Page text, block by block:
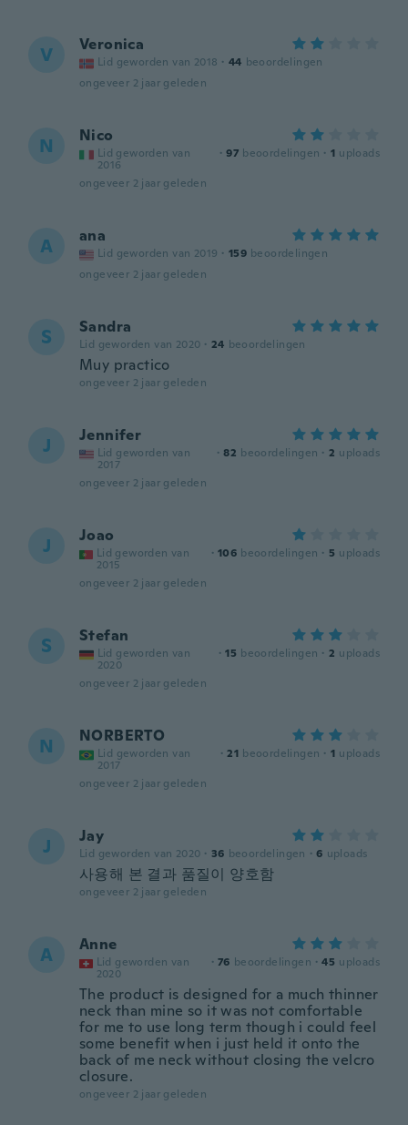
V Veronica
Lid geworden van 2018 · 44 beoordelingen
ongeveer 2 jaar geleden
N Nico
Lid geworden van
2016
· 97 beoordelingen · 1 uploads
ongeveer 2 jaar geleden
A ana
Lid geworden van 2019 · 159 beoordelingen
ongeveer 2 jaar geleden
S Sandra
Lid geworden van 2020 · 24 beoordelingen
Muy practico
ongeveer 2 jaar geleden
J Jennifer
Lid geworden van
2017
· 82 beoordelingen · 2 uploads
ongeveer 2 jaar geleden
J Joao
Lid geworden van
2015
· 106 beoordelingen · 5 uploads
ongeveer 2 jaar geleden
S Stefan
Lid geworden van
2020
· 15 beoordelingen · 2 uploads
ongeveer 2 jaar geleden
N NORBERTO
Lid geworden van
2017
· 21 beoordelingen · 1 uploads
ongeveer 2 jaar geleden
J Jay
Lid geworden van 2020 · 36 beoordelingen · 6 uploads
사용해 본 결과 품질이 양호함
ongeveer 2 jaar geleden
A Anne
Lid geworden van
2020
· 76 beoordelingen · 45 uploads
The product is designed for a much thinner
neck than mine so it was not comfortable
for me to use long term though i could feel
some benefit when i just held it onto the
back of me neck without closing the velcro
closure.
ongeveer 2 jaar geleden